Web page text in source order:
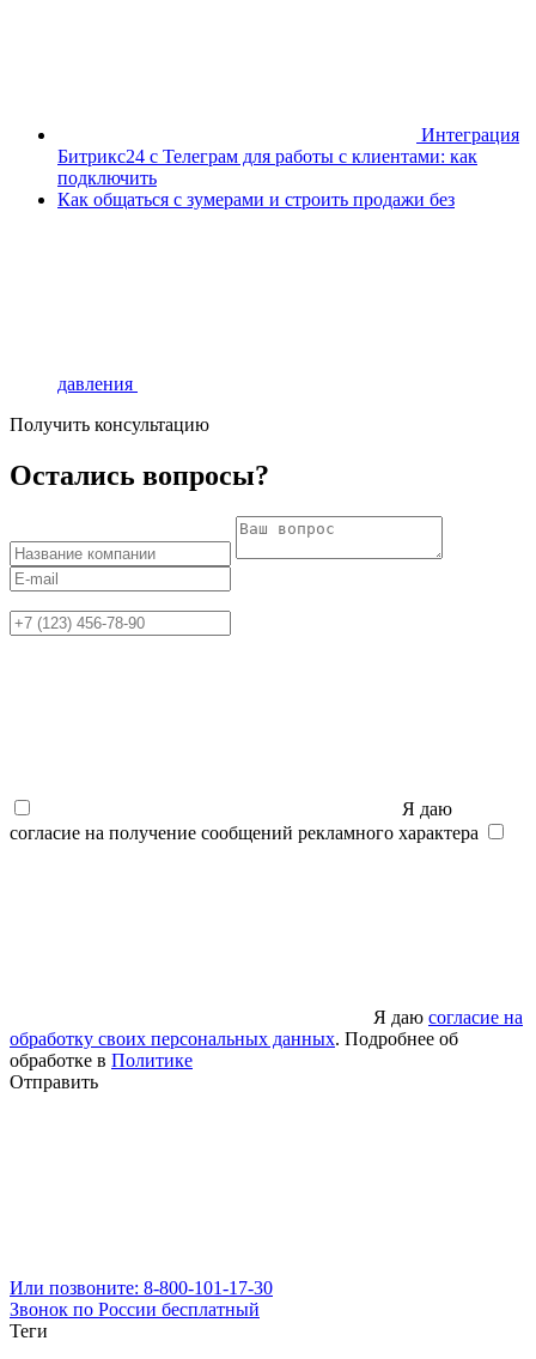
Интеграция
Битрикс24 с Телеграм для работы с клиентами: как
подключить
Как общаться с зумерами и строить продажи без
давления
Получить консультацию
Остались вопросы?
Я даю
согласие на получение сообщений рекламного характера
Я даю согласие на
обработку своих персональных данных. Подробнее об
обработке в Политике
Отправить
Или позвоните: 8-800-101-17-30
Звонок по России бесплатный
Теги